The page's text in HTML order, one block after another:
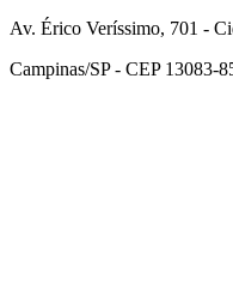
Av. Érico Veríssimo, 701 -
Campinas/SP - CEP 13083-